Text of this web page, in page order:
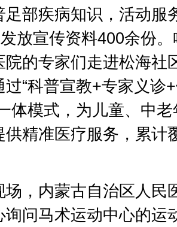
足部疾病知识，活动服
放宣传资料400余份。
院的专家们走进松海社
过“科普宣教+专家义诊
体模式，为儿童、中
供精准医疗服务，累计
内蒙古自治区人民
询问马术运动中心的运